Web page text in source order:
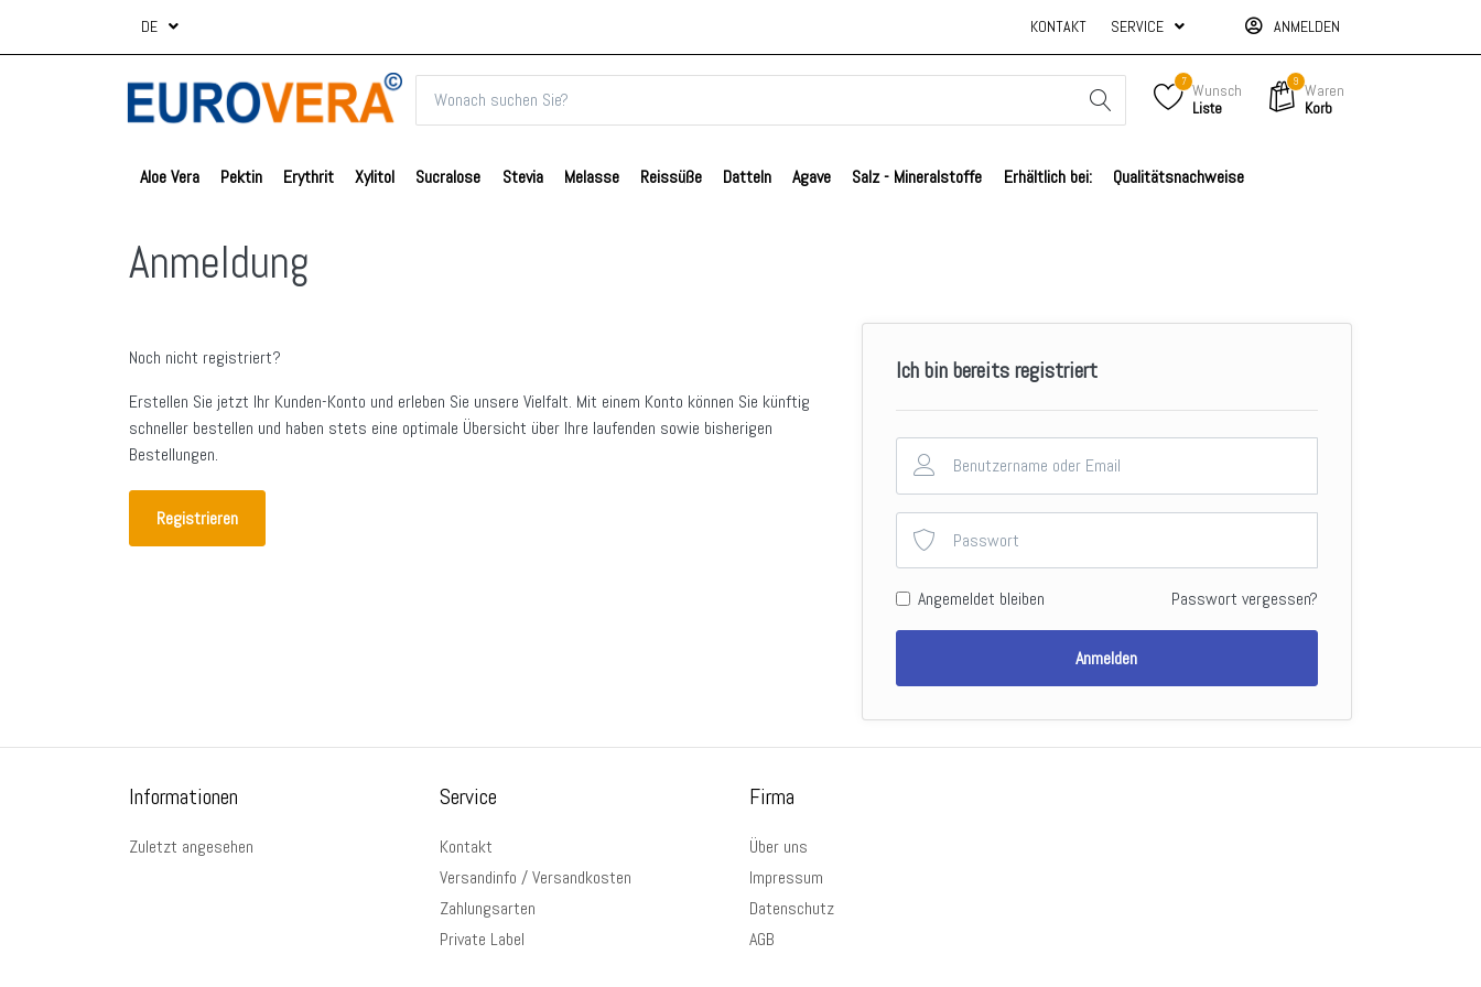
DE KONTAKT SERVICE ANMELDEN
7 Wunsch
Liste
9 Waren
Korb
Aloe Vera Pektin Erythrit Xylitol Sucralose Stevia Melasse Reissüße Datteln Agave Salz - Mineralstoffe Erhältlich bei: Qualitätsnachweise
Anmeldung
Ich bin bereits registriert
Angemeldet bleiben Passwort vergessen?
Anmelden
Noch nicht registriert?
Erstellen Sie jetzt Ihr Kunden-Konto und erleben Sie unsere Vielfalt. Mit einem Konto können Sie künftig
schneller bestellen und haben stets eine optimale Übersicht über Ihre laufenden sowie bisherigen
Bestellungen.
Registrieren
Informationen
Zuletzt angesehen
Service
Kontakt
Versandinfo / Versandkosten
Zahlungsarten
Private Label
Firma
Über uns
Impressum
Datenschutz
AGB